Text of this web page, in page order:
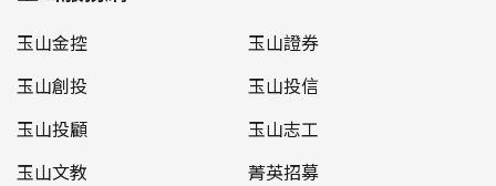
玉山金控
玉山證券
玉山創投
玉山投信
玉山投顧
玉山志工
玉山文教
菁英招募